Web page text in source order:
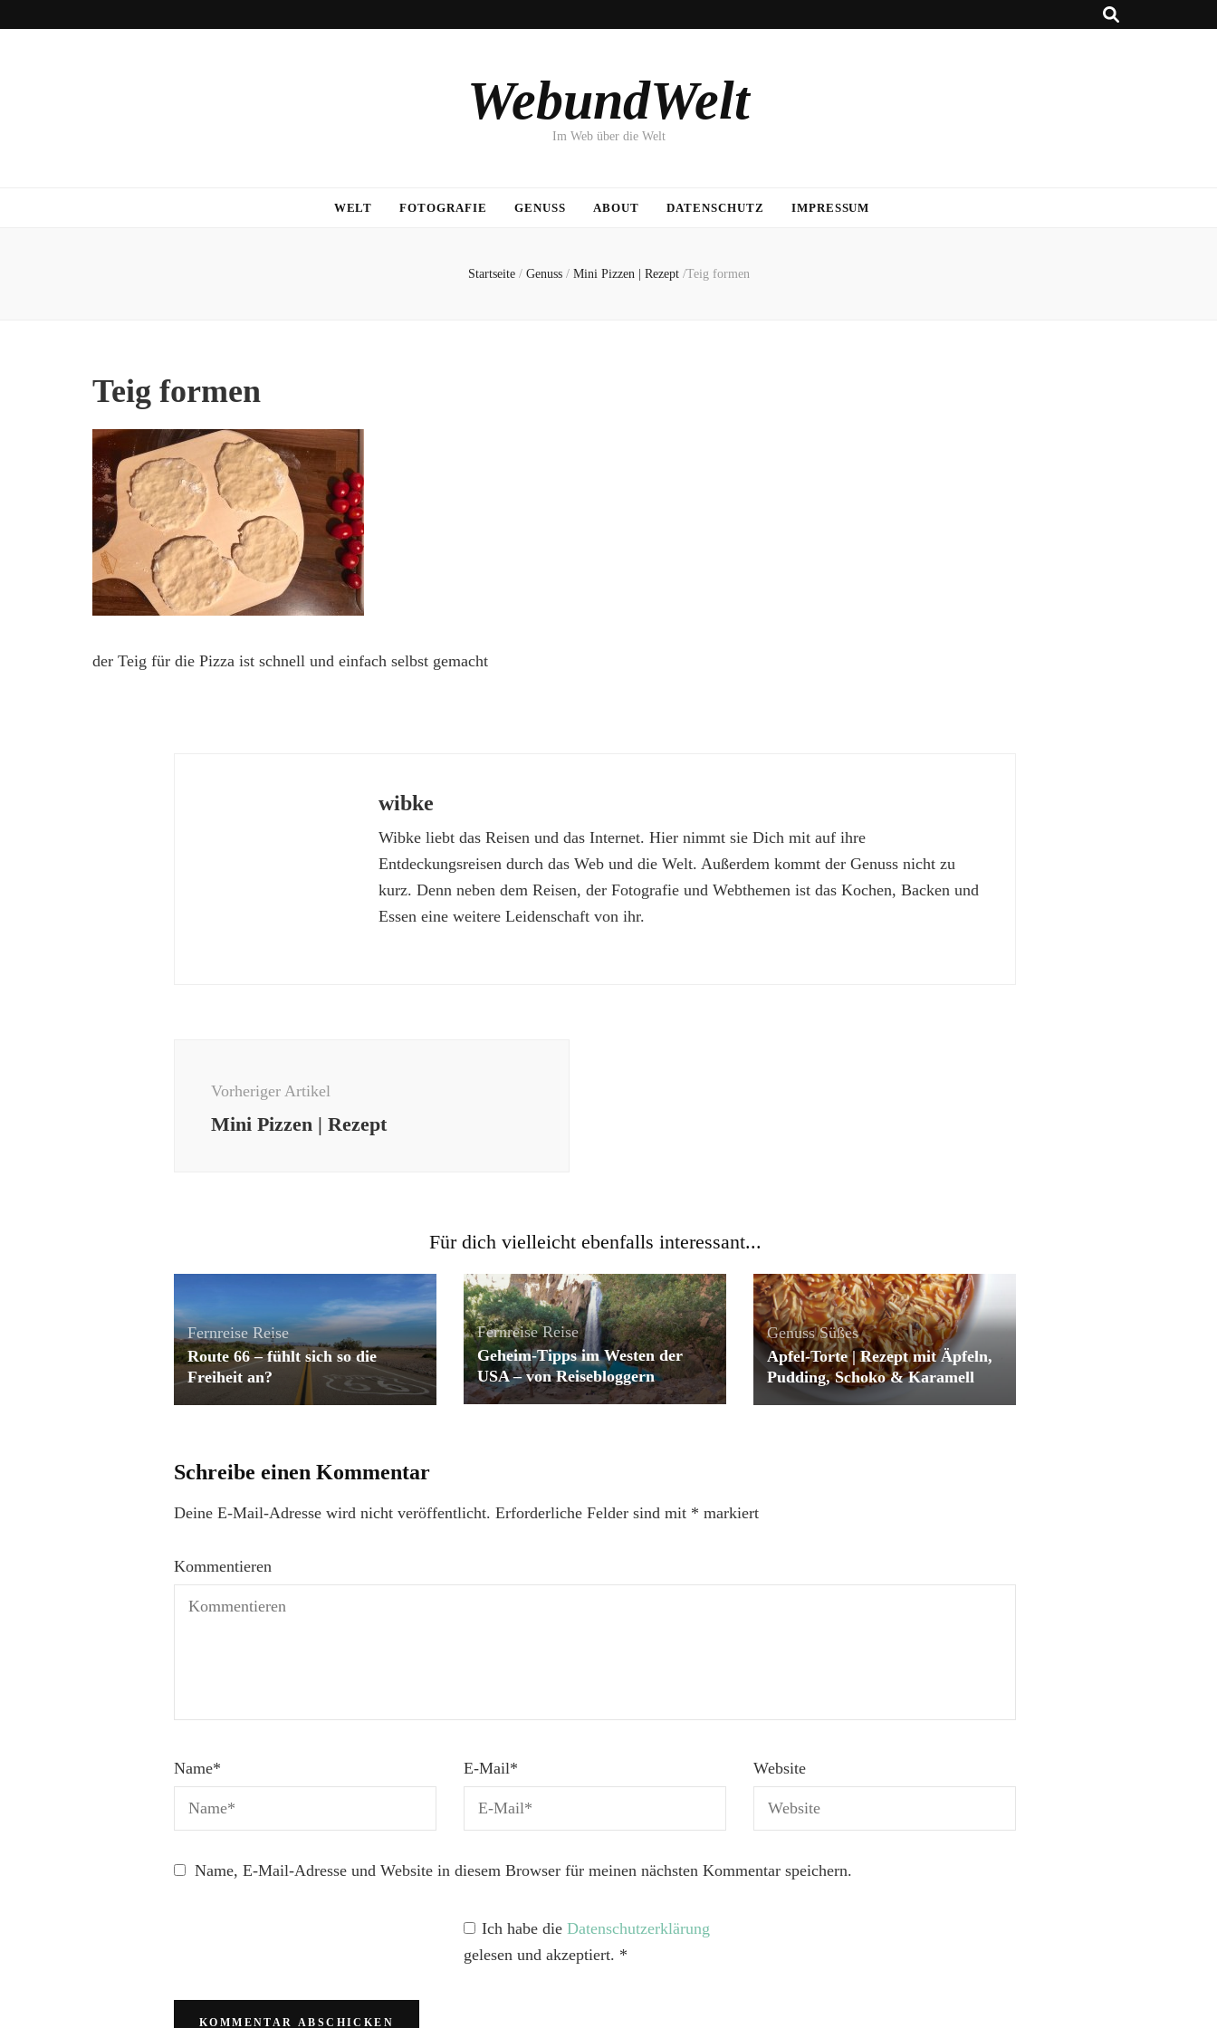
WebundWelt
Im Web über die Welt
WELT FOTOGRAFIE GENUSS ABOUT DATENSCHUTZ IMPRESSUM
Startseite / Genuss / Mini Pizzen | Rezept /Teig formen
Teig formen
der Teig für die Pizza ist schnell und einfach selbst gemacht
wibke
Wibke liebt das Reisen und das Internet. Hier nimmt sie Dich mit auf ihre
Entdeckungsreisen durch das Web und die Welt. Außerdem kommt der Genuss nicht zu
kurz. Denn neben dem Reisen, der Fotografie und Webthemen ist das Kochen, Backen und
Essen eine weitere Leidenschaft von ihr.
Vorheriger Artikel
Mini Pizzen | Rezept
Für dich vielleicht ebenfalls interessant...
Fernreise Reise
Route 66 – fühlt sich so die
Freiheit an?
Fernreise Reise
Geheim-Tipps im Westen der
USA – von Reisebloggern
Genuss Süßes
Apfel-Torte | Rezept mit Äpfeln,
Pudding, Schoko & Karamell
Schreibe einen Kommentar
Deine E-Mail-Adresse wird nicht veröffentlicht. Erforderliche Felder sind mit * markiert
Kommentieren
Name* E-Mail* Website
Name, E-Mail-Adresse und Website in diesem Browser für meinen nächsten Kommentar speichern.
Ich habe die Datenschutzerklärung
gelesen und akzeptiert. *